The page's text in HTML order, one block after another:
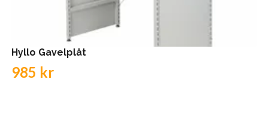
Hyllo Gavelplåt
985 kr